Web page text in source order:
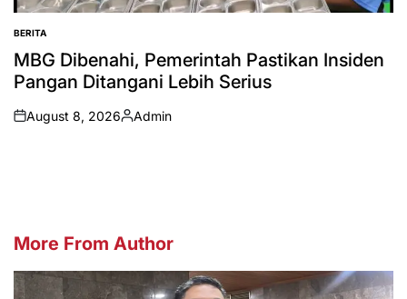
POSTED
IN
BERITA
MBG Dibenahi, Pemerintah Pastikan Insiden
Pangan Ditangani Lebih Serius
on
August 8, 2026
Posted
Admin
More From Author